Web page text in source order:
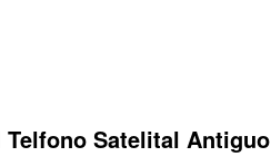
Telfono Satelital Antiguo